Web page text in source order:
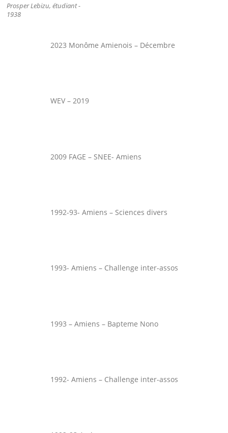
Prosper Lebizu, étudiant -
1938
2023 Monôme Amienois – Décembre
WEV – 2019
2009 FAGE – SNEE- Amiens
1992-93- Amiens – Sciences divers
1993- Amiens – Challenge inter-assos
1993 – Amiens – Bapteme Nono
1992- Amiens – Challenge inter-assos